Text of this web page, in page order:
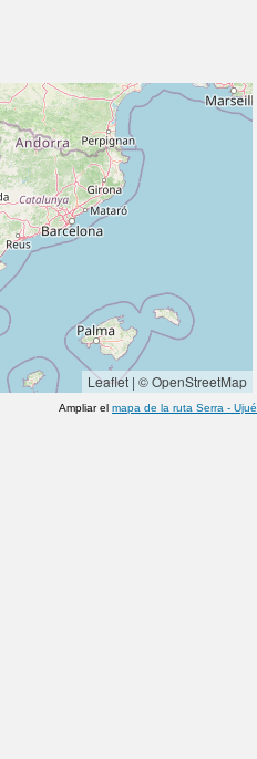
Leaflet | © OpenStreetMap
Ampliar el mapa de la ruta Serra - Ujué